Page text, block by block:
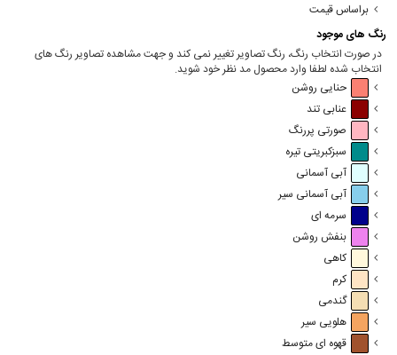
براساس قیمت
رنگ های موجود
در صورت انتخاب رنگ، رنگ تصاویر تغییر نمی کند و جهت مشاهده تصاویر رنگ های
انتخاب شده لطفا وارد محصول مد نظر خود شوید.
حنایی روشن
عنابی تند
صورتی پررنگ
سبزکبریتی تیره
آبی آسمانی
آبی آسمانی سیر
سرمه ای
بنفش روشن
کاهی
کرم
گندمی
هلویی سیر
قهوه ای متوسط